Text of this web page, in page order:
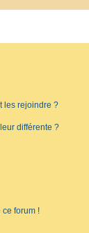
les rejoindre ?
différente ?
ce forum !